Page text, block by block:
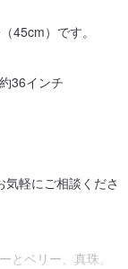
45cm）です。
36インチ
軽にご相談くださ
とベリー、真珠、